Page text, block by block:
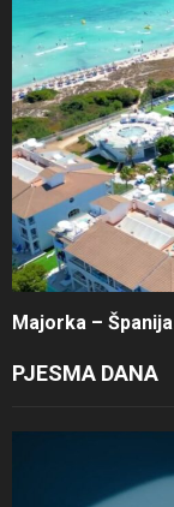
Majorka – Španija
PJESMA DANA